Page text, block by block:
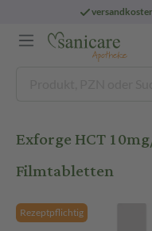
Exforge HCT
Filmtabletten
Rezeptpflichtig